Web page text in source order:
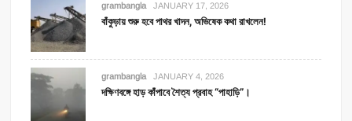
grambangla JANUARY 17, 2026
বাঁকুড়ায় শুরু হবে পাথর খাদন, অভিষেক কথা রাখলেন!
grambangla JANUARY 4, 2026
দক্ষিণবঙ্গে হাড় কাঁপাবে শৈত্য প্রবাহ “পাহাড়ি”।